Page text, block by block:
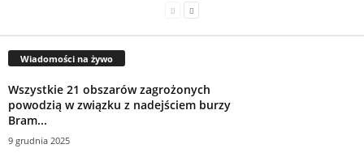
Wiadomości na żywo
Wszystkie 21 obszarów zagrożonych
powodzią w związku z nadejściem burzy
Bram...
9 grudnia 2025